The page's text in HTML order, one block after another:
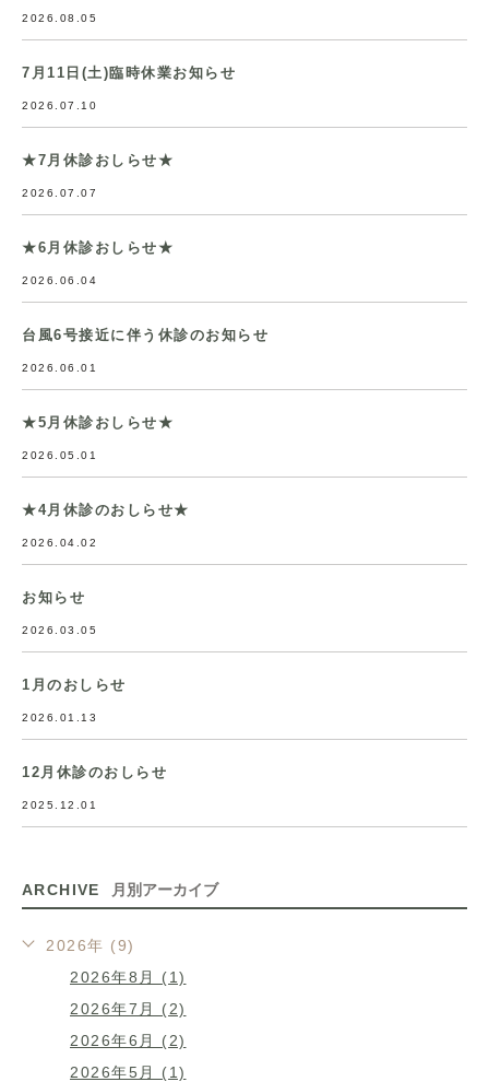
2026.08.05
7月11日(土)臨時休業お知らせ
2026.07.10
★7月休診おしらせ★
2026.07.07
★6月休診おしらせ★
2026.06.04
台風6号接近に伴う休診のお知らせ
2026.06.01
★5月休診おしらせ★
2026.05.01
★4月休診のおしらせ★
2026.04.02
お知らせ
2026.03.05
1月のおしらせ
2026.01.13
12月休診のおしらせ
2025.12.01
ARCHIVE 月別アーカイブ
2026年 (9)
2026年8月 (1)
2026年7月 (2)
2026年6月 (2)
2026年5月 (1)